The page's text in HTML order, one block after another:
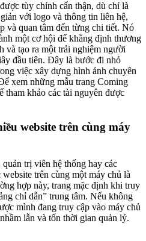
tùy chỉnh cẩn thận, dù chỉ là
với logo và thông tin liên hệ,
và quan tâm đến từng chi tiết. Nó
một cơ hội để khẳng định thương
và tạo ra một trải nghiệm người
đầu tiên. Đây là bước đi nhỏ
việc xây dựng hình ảnh chuyên
xem những mẫu trang Coming
tham khảo các tài nguyên được
website trên cùng máy
trị viên hệ thống hay các
trên cùng một máy chủ là
hợp này, trang mặc định khi truy
chỉ dẫn” trung tâm. Nếu không
mình đang truy cập vào máy chủ
lẫn và tốn thời gian quản lý.